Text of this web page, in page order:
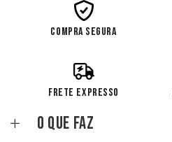
COMPRA SEGURA
FRETE EXPRESSO
O que faz